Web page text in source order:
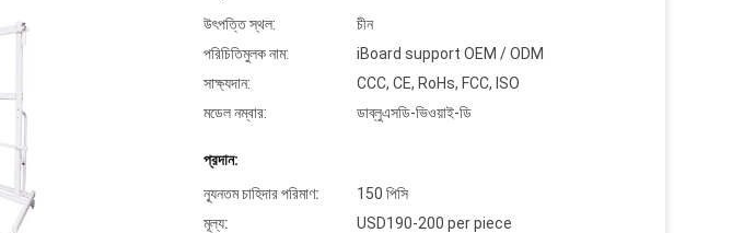
উৎপত্তি স্থল:
চীন
পরিচিতিমুলক নাম:
iBoard support OEM / ODM
সাক্ষ্যদান:
CCC, CE, RoHs, FCC, ISO
মডেল নম্বার:
ডাব্লুএসডি-ভিওয়াই-ডি
প্রদান:
ন্যূনতম চাহিদার পরিমাণ:
150 পিসি
মূল্য:
USD190-200 per piece